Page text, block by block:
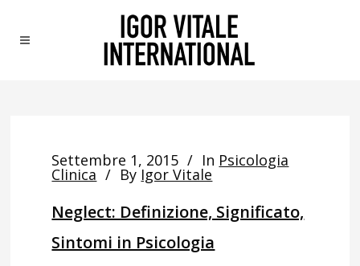
Settembre 1, 2015 In Psicologia
Clinica By Igor Vitale
Neglect: Definizione, Significato,
Sintomi in Psicologia